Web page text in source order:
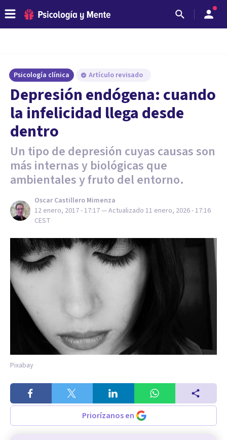
Psicología clínica Artículo revisado
Depresión endógena: cuando
la infelicidad llega desde
dentro
Un tipo de depresión cuyas causas son
más internas y biológicas que
ambientales y fruto del entorno.
Oscar Castillero Mimenza
12 enero, 2017 - 17:17— Actualizado 11 enero, 2026 - 17:16
CEST
Pixabay
Priorízanos en